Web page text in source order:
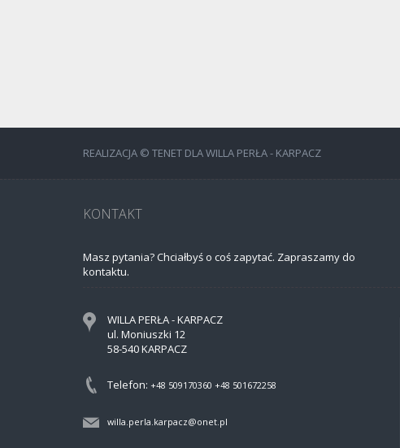
REALIZACJA © TENET DLA WILLA PERŁA - KARPACZ
KONTAKT
Masz pytania? Chciałbyś o coś zapytać. Zapraszamy do
kontaktu.
WILLA PERŁA - KARPACZ
ul. Moniuszki 12
58-540 KARPACZ
Telefon: +48 509170360 +48 501672258
willa.perla.karpacz@onet.pl